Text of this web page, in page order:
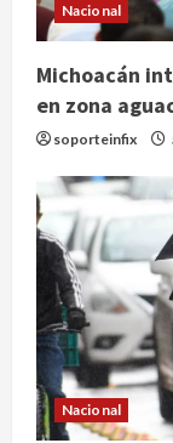
Nacional
Michoacán
en zona
soporteinfix
Nacional